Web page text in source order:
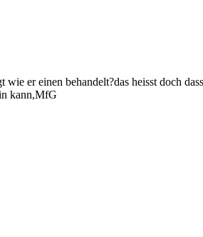
wie er einen behandelt?das heisst doch
kann,MfG